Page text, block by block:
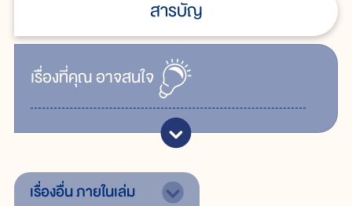
สารบัญ
เรื่ิองที่คุณอาจสนใจ
เรื่องอื่นภายในเล่ม